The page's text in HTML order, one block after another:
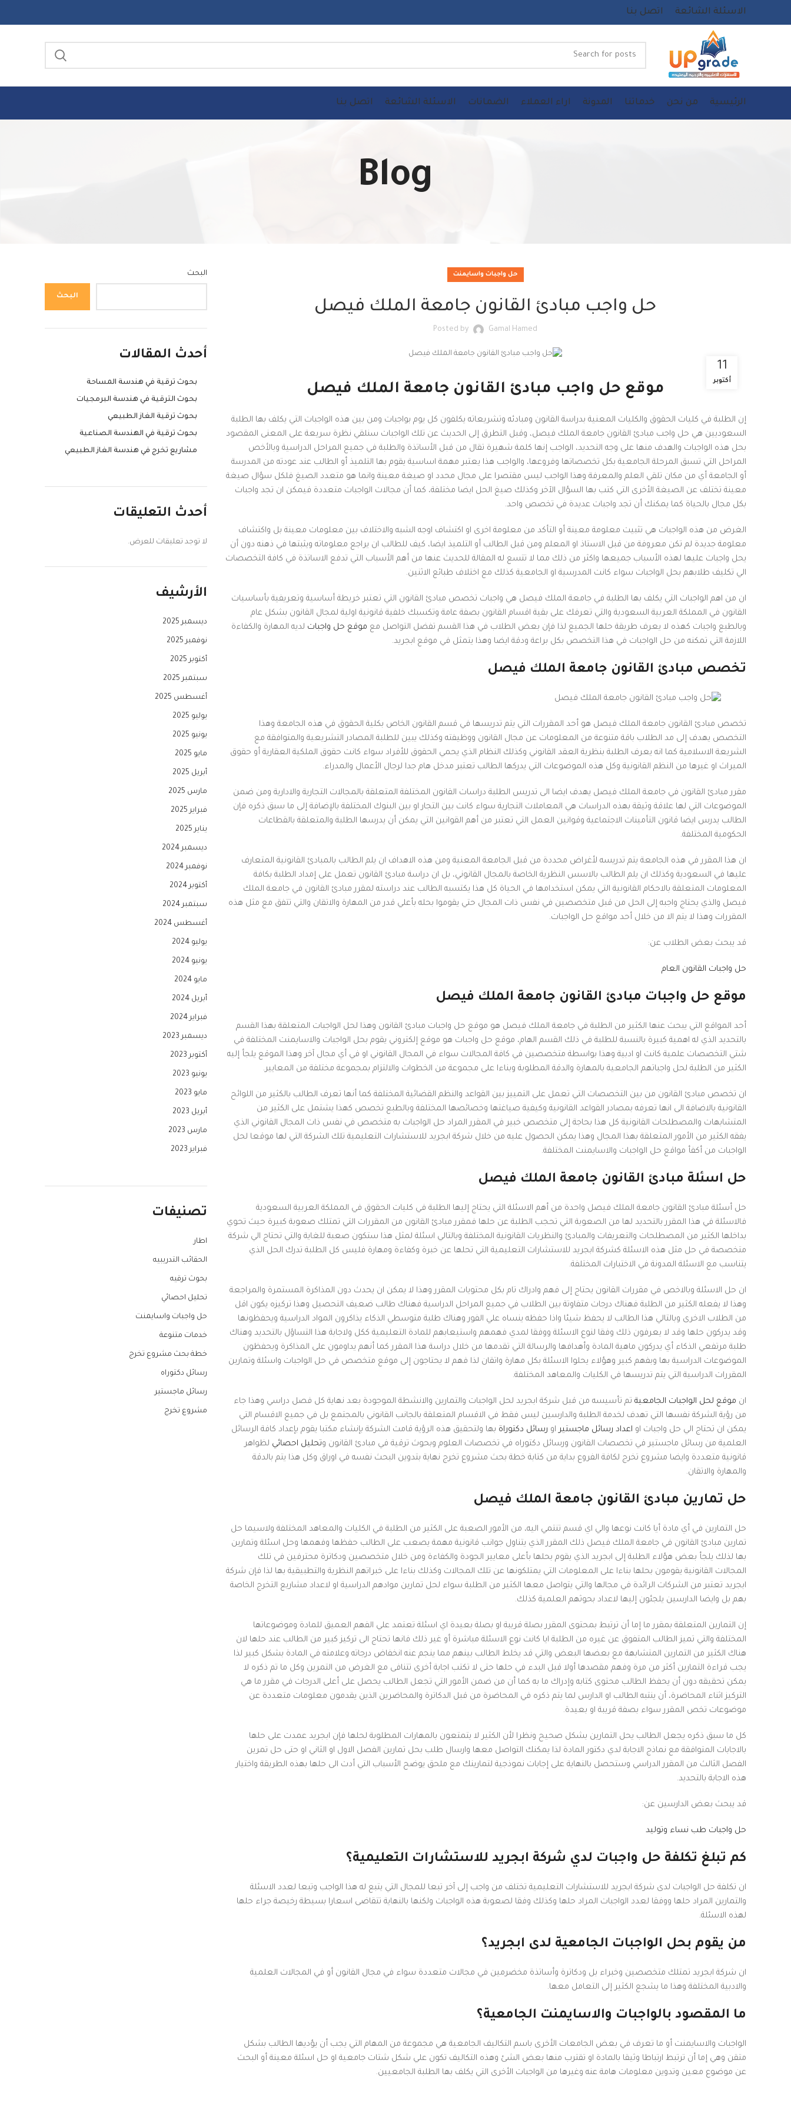
الاسئلة الشائعة اتصل بنا
الرئيسية من نحن خدماتنا المدونة اراء العملاء الضمانات الاسئلة الشائعة اتصل بنا
Blog
حل واجبات واسايمنت
حل واجب مبادئ القانون جامعة الملك فيصل
Posted by Gamal Hamed
11
أكتوبر
موقع حل واجب مبادئ القانون جامعة الملك فيصل
إن الطلبة في كليات الحقوق والكليات المعنية بدراسة القانون ومبادئه وتشريعاته يكلفون كل يوم بواجبات ومن بين هذه الواجبات التي يكلف بها الطلبة
السعوديين هي حل واجب مبادئ القانون جامعة الملك فيصل، وقبل التطرق إلى الحديث عن تلك الواجبات سنلقي نظرة سريعة على المعنى المقصود
بحل هذه الواجبات والهدف منها على وجه التحديد، الواجب إنها كلمة شهيرة تقال من قبل الأساتذة والطلبة في جميع المراحل الدراسية وبالأخص
المراحل التي تسبق المرحلة الجامعية بكل تخصصاتها وفروعها، والواجب هذا يعتبر مهمة اساسية يقوم بها التلميذ أو الطالب عند عودته من المدرسة
أو الجامعة أي من مكان تلقي العلم والمعرفة وهذا الواجب ليس مقتصرا علي مجال محدد او صيغة معينة وانما هو متعدد الصيغ فلكل سؤال صيغة
معينة تختلف عن الصيغة الأخرى التي كتب بها السؤال الآخر وكذلك صيغ الحل ايضا مختلفة، كما أن مجالات الواجبات متعددة فيمكن ان تجد واجبات
بكل مجال بالحياة كما يمكنك أن تجد واجبات عديدة في تخصص واحد.
الغرض من هذه الواجبات هي تثبيت معلومة معينة أو التأكد من معلومة اخرى او اكتشاف اوجه الشبه والاختلاف بين معلومات معينة بل واكتشاف
معلومة جديدة لم تكن معروفة من قبل الاستاذ او المعلم ومن قبل الطالب أو التلميذ ايضا، كيف للطالب ان يراجع معلوماته ويثبتها في ذهنه دون أن
يحل واجبات عليها لهذه الأسباب جميعها واكثر من ذلك مما لا تتسع له المقالة للحديث عنها من أهم الأسباب التي تدفع الاساتذة في كافة التخصصات
الي تكليف طلابهم بحل الواجبات سواء كانت المدرسية او الجامعية كذلك مع اختلاف طبائع الاثنين.
ان من اهم الواجبات التي يكلف بها الطلبة في جامعة الملك فيصل هي واجبات تخصص مبادئ القانون التي تعتبر خريطة أساسية وتعريفية بأساسيات
القانون في المملكة العربية السعودية والتي تعرفك على بقية اقسام القانون بصفة عامة وتكسبك خلفية قانونية اولية لمجال القانون بشكل عام
وبالطبع واجبات كهذه لا يعرف طريقة حلها الجميع لذا فإن بعض الطلاب في هذا القسم تفضل التواصل مع موقع حل واجبات لديه المهارة والكفاءة
اللازمة التي تمكنه من حل الواجبات في هذا التخصص بكل براعة ودقة ايضا وهذا يتمثل في موقع ابجريد.
تخصص مبادئ القانون جامعة الملك فيصل
تخصص مبادئ القانون جامعة الملك فيصل هو أحد المقررات التي يتم تدريسها في قسم القانون الخاص بكلية الحقوق في هذه الجامعة وهذا
التخصص يهدف إلى مد الطلاب باقة متنوعة من المعلومات عن مجال القانون ووظيفته وكذلك يبين للطلبة المصادر التشريعية والمتوافقة مع
الشريعة الاسلامية كما انه يعرف الطلبة بنظرية العقد القانوني وكذلك النظام الذي يحمي الحقوق للأفراد سواء كانت حقوق الملكية العقارية أو حقوق
الميراث او غيرها من النظم القانونية وكل هذه الموضوعات التي يدركها الطالب تعتبر مدخل هام جدا لرجال الأعمال والمدراء.
مقرر مبادئ القانون في جامعة الملك فيصل يهدف ايضا الى تدريس الطلبة دراسات القانون المختلفة المتعلقة بالمجالات التجارية والادارية ومن ضمن
الموضوعات التي لها علاقة وثيقة بهذه الدراسات هي المعاملات التجارية سواء كانت بين التجار او بين البنوك المختلفة بالإضافة إلى ما سبق ذكره فإن
الطالب يدرس ايضا قانون التأمينات الاجتماعية وقوانين العمل التي تعتبر من أهم القوانين التي يمكن أن يدرسها الطلبة والمتعلقة بالقطاعات
الحكومية المختلفة.
ان هذا المقرر في هذه الجامعة يتم تدريسه لأغراض محددة من قبل الجامعة المعنية ومن هذه الاهداف ان يلم الطالب بالمبادئ القانونية المتعارف
عليها في السعودية وكذلك ان يلم الطالب بالاسس النظرية الخاصة بالمجال القانوني، بل ان دراسة مبادئ القانون تعمل على إمداد الطلبة بكافة
المعلومات المتعلقة بالاحكام القانونية التي يمكن استخدامها في الحياة كل هذا يكتسبه الطالب عند دراسته لمقرر مبادئ القانون في جامعة الملك
فيصل والذي يحتاج واجبه إلى الحل من قبل متخصصين في نفس ذات المجال حتي يقوموا بحله بأعلي قدر من المهارة والاتقان والتي تتفق مع مثل هذه
المقررات وهذا لا يتم الا من خلال أحد مواقع حل الواجبات.
قد يبحث بعض الطلاب عن:
حل واجبات القانون العام
موقع حل واجبات مبادئ القانون جامعة الملك فيصل
أحد المواقع التي يبحث عنها الكثير من الطلبة في جامعة الملك فيصل هو موقع حل واجبات مبادئ القانون وهذا لحل الواجبات المتعلقة بهذا القسم
بالتحديد الذي له اهمية كبيرة بالنسبة للطلبة في ذلك القسم الهام، موقع حل واجبات هو موقع إلكتروني يقوم بحل الواجبات والاسايمنت المختلفة في
شتي التخصصات علمية كانت او ادبية وهذا بواسطة متخصصين في كافة المجالات سواء في المجال القانوني او في أي مجال آخر وهذا الموقع يلجأ إليه
الكثير من الطلبة لحل واجباتهم الجامعية بالمهارة والدقة المطلوبة وبناءا على مجموعة من الخطوات والالتزام بمجموعة مختلفة من المعايير.
ان تخصص مبادئ القانون من بين التخصصات التي تعمل على التمييز بين القواعد والنظم القضائية المختلفة كما أنها تعرف الطالب بالكثير من اللوائح
القانونية بالاضافة الى انها تعرفه بمصادر القواعد القانونية وكيفية صياغتها وخصائصها المختلفة وبالطبع تخصص كهذا يشتمل على الكثير من
المتشابهات والمصطلحات القانونية كل هذا بحاجة إلى متخصص خبير في المقرر المراد حل الواجبات به متخصص في نفس ذات المجال القانوني الذي
يفقه الكثير من الأمور المتعلقة بهذا المجال وهذا يمكن الحصول عليه من خلال شركة ابجريد للاستشارات التعليمية تلك الشركة التي لها موقعا لحل
الواجبات من أكفأ مواقع حل الواجبات والاسايمنت المختلفة.
حل اسئلة مبادئ القانون جامعة الملك فيصل
حل أسئلة مبادئ القانون جامعة الملك فيصل واحدة من أهم الاسئلة التي يحتاج إليها الطلبة في كليات الحقوق في المملكة العربية السعودية
فالاسئلة في هذا المقرر بالتحديد لها من الصعوبة التي تحجب الطلبة عن حلها فمقرر مبادئ القانون من المقررات التي تمتلك صعوبة كبيرة حيث تحوي
بداخلها الكثير من المصطلحات والتعريفات والمبادئ والنظريات القانونية المختلفة وبالتالي اسئلة لمثل هذا ستكون صعبة للغاية والتي تحتاج الي شركة
متخصصة في حل مثل هذه الاسئلة كشركة ابجريد للاستشارات التعليمية التي تحلها عن خبرة وكفاءة ومهارة فليس كل الطلبة تدرك الحل الذي
يتناسب مع الاسئلة المدونة في الاختبارات المختلفة.
ان حل الاسئلة وبالاخص في مقررات القانون يحتاج إلى فهم وادراك تام بكل محتويات المقرر وهذا لا يمكن ان يحدث دون المذاكرة المستمرة والمراجعة
وهذا لا يفعله الكثير من الطلبة فهناك درجات متفاوتة بين الطلاب في جميع المراحل الدراسية فهناك طالب ضعيف التحصيل وهذا تركيزه يكون اقل
من الطلاب الاخرى وبالتالي هذا الطالب لا يحفظ شيئا واذا حفظه ينساه علي الفور وهناك طلبة متوسطي الذكاء يذاكرون المواد الدراسية ويحفظونها
وقد يدركون حلها وقد لا يعرفون ذلك وفقا لنوع الاسئلة ووفقا لمدي فهمهم واستيعابهم للمادة التعليمية ككل ولاجابة هذا التساؤل بالتحديد وهناك
طلبة مرتفعي الذكاء أي يدركون ماهية المادة وأهدافها والرسالة التي تقدمها من خلال دراسة هذا المقرر كما أنهم يداومون على المذاكرة ويحفظون
الموضوعات الدراسية بها وبفهم كبير وهؤلاء يحلوا الاسئلة بكل مهارة واتقان لذا فهم لا يحتاجون إلى موقع متخصص في حل الواجبات واسئلة وتمارين
المقررات الدراسية التي يتم تدريسها في الكليات والمعاهد المختلفة.
ان موقع لحل الواجبات الجامعية تم تأسيسه من قبل شركة ابجريد لحل الواجبات والتمارين والانشطة الموجودة بعد نهاية كل فصل دراسي وهذا جاء
من رؤية الشركة نفسها التي تهدف لخدمة الطلبة والدارسين ليس فقط في الاقسام المتعلقة بالجانب القانوني بالمجتمع بل في جميع الاقسام التي
يمكن ان تحتاج الي حل واجبات او اعداد رسائل ماجستيراو رسائل دكتوراة بها ولتحقيق هذه الرؤية قامت الشركة بإنشاء مكتبا يقوم بإعداد كافة الرسائل
العلمية من رسائل ماجستير في تخصصات القانون ورسائل دكتوراه في تخصصات العلوم وبحوث ترقية في مبادئ القانون وتحليل احصائي لظواهر
قانونية متعددة وايضا مشروع تخرج لكافة الفروع بداية من كتابة خطة بحث مشروع تخرج نهاية بتدوين البحث نفسه في اوراق وكل هذا يتم بالدقة
والمهارة والاتقان.
حل تمارين مبادئ القانون جامعة الملك فيصل
حل التمارين في أي مادة أيا كانت نوعها والي اي قسم تنتمي اليه، من الأمور الصعبة على الكثير من الطلبة في الكليات والمعاهد المختلفة ولاسيما حل
تمارين مبادئ القانون في جامعة الملك فيصل ذلك المقرر الذي يتناول جوانب قانونية مهمة يصعب على الطالب حفظها وفهمها وحل اسئلة وتمارين
بها لذلك يلجأ بعض هؤلاء الطلبة إلى ابجريد الذي يقوم بحلها بأعلى معايير الجودة والكفاءة ومن خلال متخصصين ودكاترة محترفين في تلك
المجالات القانونية يقومون بحلها بناءا على المعلومات التي يمتلكونها عن تلك المجالات وكذلك بناءا على خبراتهم النظرية والتطبيقية بها لذا فإن شركة
ابجريد تعتبر من الشركات الرائدة في مجالها والتي يتواصل معها الكثير من الطلبة سواء لحل تمارين موادهم الدراسية او لاعداد مشاريع التخرج الخاصة
بهم بل وايضا الدارسين يلجئون إليها لاعداد بحوثهم العلمية كذلك.
إن التمارين المتعلقة بمقرر ما إما أن ترتبط بمحتوى المقرر بصلة قريبة او بصلة بعيدة اي اسئلة تعتمد علي الفهم العميق للمادة وموضوعاتها
المختلفة والتي تميز الطالب المتفوق عن غيره من الطلبة ايا كانت نوع الاسئلة مباشرة أو غير ذلك فانها تحتاج الى تركيز كبير من الطالب عند حلها لان
هناك الكثير من التمارين المتشابهة مع بعضها البعض والتي قد يخلط الطالب بينهم مما ينجم عنه انخفاض درجاته وعلامته في المادة بشكل كبير لذا
يجب قراءة التمارين أكثر من مرة وفهم مقصدها أولا قبل البدء في حلها حتى لا تكتب اجابة أخرى تتنافى مع الغرض من التمرين وكل ما تم ذكره لا
يمكن تحقيقه دون أن يحفظ الطالب محتوى كتابه وإدراك ما به كما أن من ضمن الأمور التي تجعل الطالب يحصل على أعلى الدرجات في مقرر ما هي
التركيز اثناء المحاضرة، أن ينتبه الطالب او الدارس لما يتم ذكره في المحاضرة من قبل الدكاترة والمحاضرين الذين يقدمون معلومات متعددة عن
موضوعات تخص المقرر سواء بصفة قريبة او بعيدة.
كل ما سبق ذكره يجعل الطالب يحل التمارين بشكل صحيح ونظرا لأن الكثير لا يتمتعون بالمهارات المطلوبة لحلها فإن ابجريد عمدت على حلها
بالاجابات المتوافقة مع نماذج الاجابة لدي دكتور المادة لذا يمكنك التواصل معها وارسال طلب بحل تمارين الفصل الاول او الثاني او حتى حل تمرين
الفصل الثالث من المقرر الدراسي وستحصل بالنهاية على إجابات نموذجية لتمارينك مع ملحق يوضح الأسباب التي أدت الى حلها بهذه الطريقة واختيار
هذه الاجابة بالتحديد.
قد يبحث بعض الدارسين عن:
حل واجبات طب نساء وتوليد
كم تبلغ تكلفة حل واجبات لدي شركة ابجريد للاستشارات التعليمية؟
ان تكلفة حل الواجبات لدى شركة ابجريد للاستشارات التعليمية تختلف من واجب إلى آخر تبعا للمجال التي يتبع له هذا الواجب وتبعا لعدد الاسئلة
والتمارين المراد حلها ووفقا لعدد الواجبات المراد حلها وكذلك وفقا لصعوبة هذه الواجبات ولكنها بالنهاية تتقاضى اسعارا بسيطة رخيصة جراء حلها
لهذه الاسئلة.
من يقوم بحل الواجبات الجامعية لدى ابجريد؟
ان شركة ابجريد تمتلك متخصصين وخبراء بل ودكاترة وأساتذة مخضرمين في مجالات متعددة سواء في مجال القانون أو في المجالات العلمية
والادبية المختلفة وهذا ما يشجع الكثير إلى التعامل معها.
ما المقصود بالواجبات والاسايمنت الجامعية؟
الواجبات والاسايمنت أو ما تعرف في بعض الجامعات الأخرى باسم التكاليف الجامعية هي مجموعة من المهام التي يجب أن يؤديها الطالب بشكل
متقن وهي إما أن ترتبط ارتباطا وثيقا بالمادة او تقترب منها بعض الشئ وهذه التكاليف تكون علي شكل شتات جامعية او حل اسئلة معينة أو البحث
عن موضوع معين وتدوين معلومات هامة عنه وغيرها من الواجبات الأخرى التي يكلف بها الطلبة الجامعيين.
البحث
البحث
أحدث المقالات
بحوث ترقية في هندسة المساحة
بحوث الترقية في هندسة البرمجيات
بحوث ترقية الغاز الطبيعي
بحوث ترقية في الهندسة الصناعية
مشاريع تخرج في هندسة الغاز الطبيعي
أحدث التعليقات
لا توجد تعليقات للعرض.
الأرشيف
ديسمبر 2025
نوفمبر 2025
أكتوبر 2025
سبتمبر 2025
أغسطس 2025
يوليو 2025
يونيو 2025
مايو 2025
أبريل 2025
مارس 2025
فبراير 2025
يناير 2025
ديسمبر 2024
نوفمبر 2024
أكتوبر 2024
سبتمبر 2024
أغسطس 2024
يوليو 2024
يونيو 2024
مايو 2024
أبريل 2024
فبراير 2024
ديسمبر 2023
أكتوبر 2023
يونيو 2023
مايو 2023
أبريل 2023
مارس 2023
فبراير 2023
تصنيفات
اطار
الحقائب التدريبيه
بحوث ترقيه
تحليل احصائي
حل واجبات واسايمنت
خدمات متنوعة
خطة بحث مشروع تخرج
رسائل دكتوراه
رسائل ماجستير
مشروع تخرج